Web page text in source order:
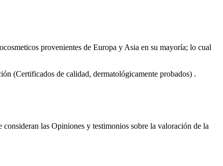
provenientes de Europa y Asia en su mayoría; lo cual
(Certificados de calidad, dermatológicamente probados) .
las Opiniones y testimonios sobre la valoración de la